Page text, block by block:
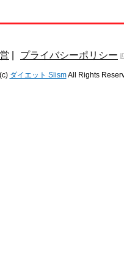
プライバシーポリシー
ダイエット SlismAll Rights